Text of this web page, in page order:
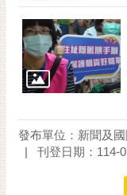
市
府
交
通
位
發布單位：新聞及
刊登日期：114-